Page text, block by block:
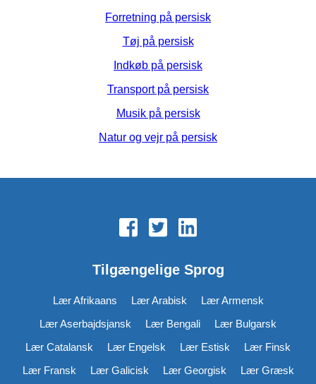
Forretning på persisk
Tøj på persisk
Indkøb på persisk
Transport på persisk
Musik på persisk
Natur og vejr på persisk
Tilgængelige Sprog
Lær Afrikaans Lær Arabisk
Lær Armensk
Lær Aserbajdsjansk
Lær Bengali
Lær Bulgarsk
Lær Catalansk
Lær Engelsk Lær Estisk
Lær Finsk
Lær Fransk
Lær Galicisk Lær Georgisk
Lær Græsk